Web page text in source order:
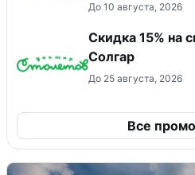
До 10 августа, 2026
Скидка 15% на
Солгар
До 25 августа, 2026
Все